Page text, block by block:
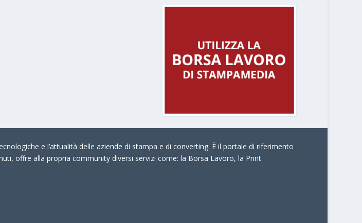
e l’attualità delle aziende di stampa e di converting. È il portale di riferimento
offre alla propria community diversi servizi come: la Borsa Lavoro, la Print